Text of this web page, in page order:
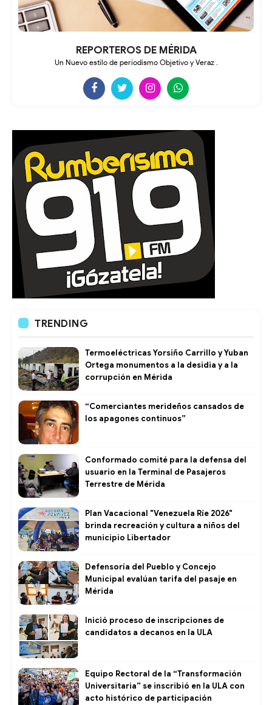
REPORTEROS DE MÉRIDA
Un Nuevo estilo de periodismo Objetivo y Veraz .
TRENDING
Termoeléctricas Yorsiño Carrillo y Yuban
Ortega monumentos a la desidia y a la
corrupción en Mérida
“Comerciantes merideños cansados de
los apagones continuos”
Conformado comité para la defensa del
usuario en la Terminal de Pasajeros
Terrestre de Mérida
Plan Vacacional "Venezuela Ríe 2026"
brinda recreación y cultura a niños del
municipio Libertador
Defensoría del Pueblo y Concejo
Municipal evalúan tarifa del pasaje en
Mérida
Inició proceso de inscripciones de
candidatos a decanos en la ULA
Equipo Rectoral de la “Transformación
Universitaria” se inscribió en la ULA con
acto histórico de participación